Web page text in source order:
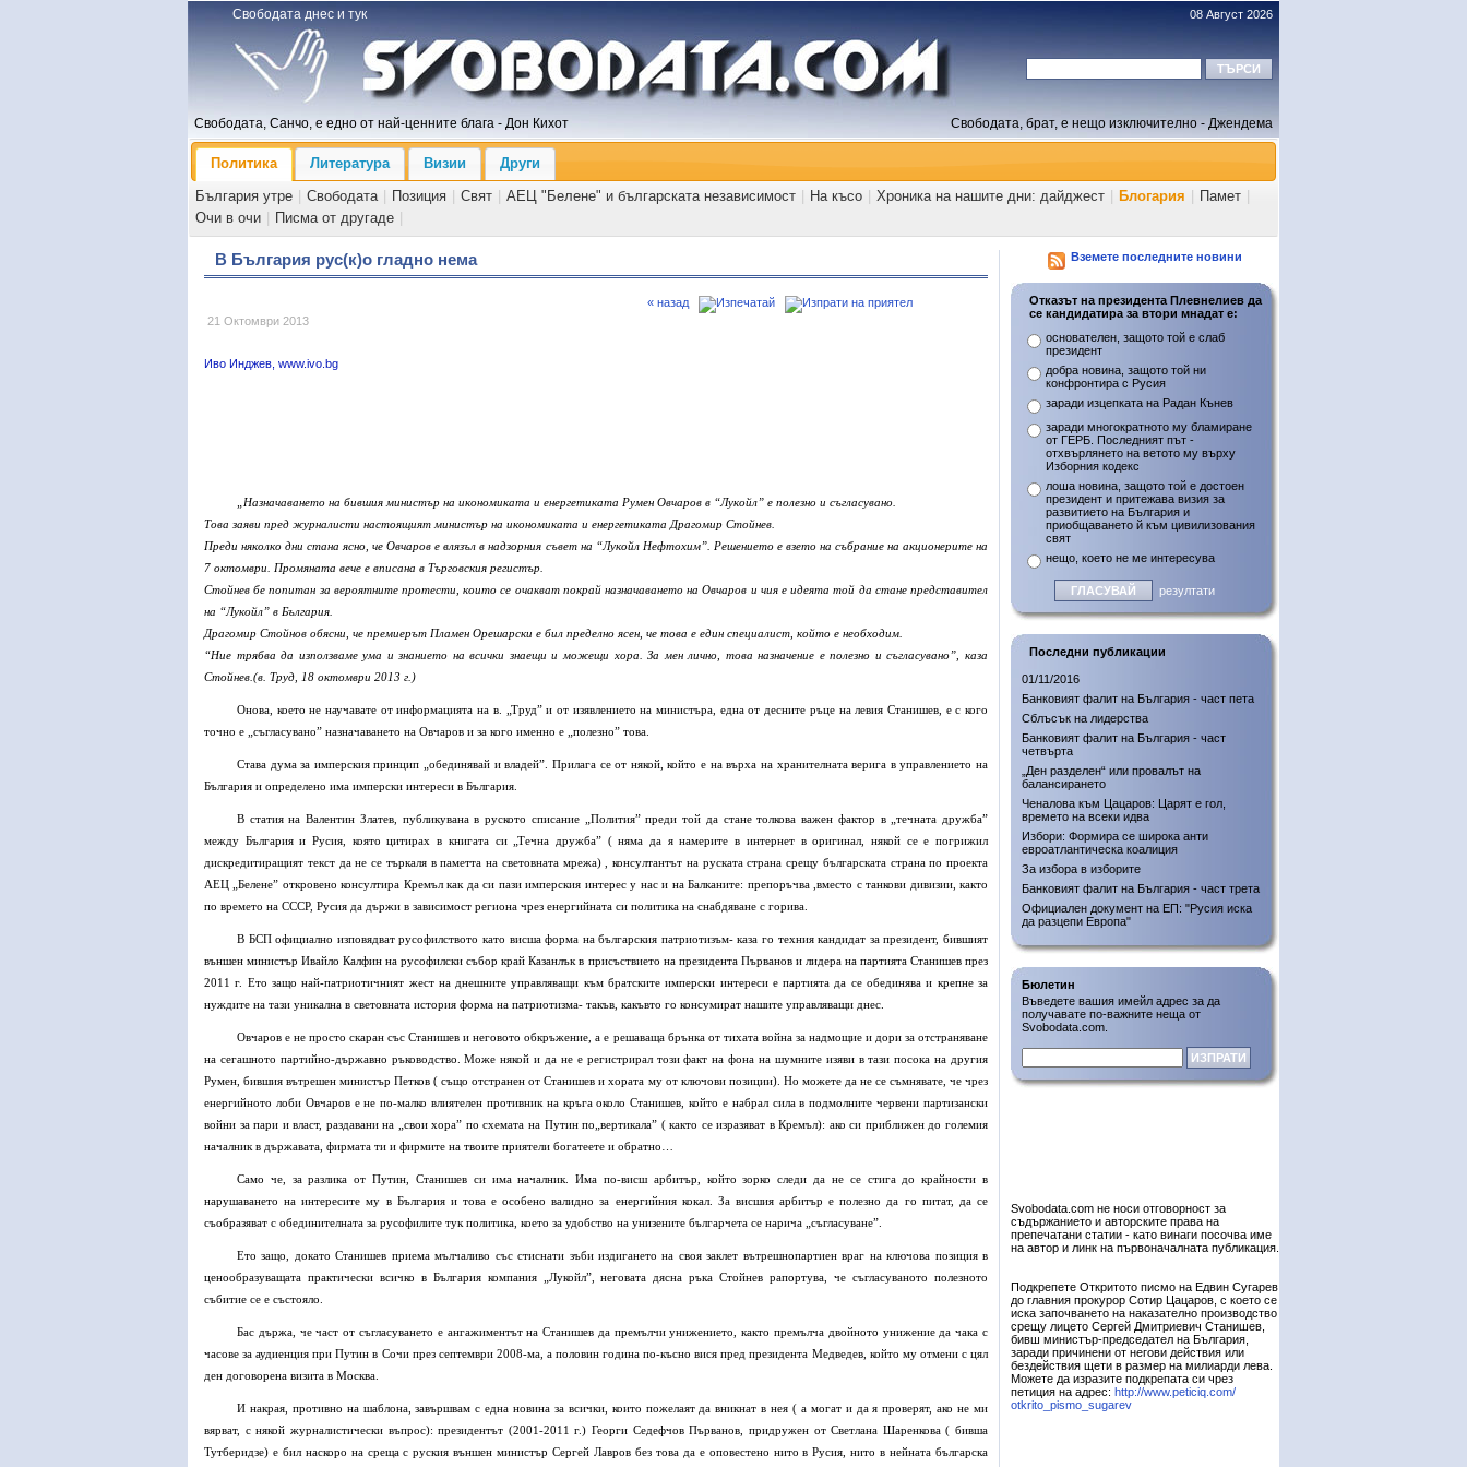
Свободата днес и тук 08 Август 2026
Свободата, Санчо, е едно от най-ценните блага - Дон Кихот Свободата, брат, е нещо изключително - Джендема
Политика Литература Визии
Други
България утре
Свободата Позиция Свят АЕЦ "Белене" и българската независимост На късо Хроника на нашите дни: дайджест Блогария Памет
Очи в очи
Писма от другаде
В България рус(к)о гладно нема
21 Октомври 2013
« назад
Иво Инджев, www.ivo.bg
„Назначаването на бившия министър на икономиката и енергетиката Румен Овчаров в “Лукойл” е полезно и съгласувано.
Това заяви пред журналисти настоящият министър на икономиката и енергетиката Драгомир Стойнев.
Преди няколко дни стана ясно, че Овчаров е влязъл в надзорния съвет на “Лукойл Нефтохим”. Решението е взето на събрание на акционерите на
7 октомври. Промяната вече е вписана в Търговския регистър.
Стойнев бе попитан за вероятните протести, които се очакват покрай назначаването на Овчаров и чия е идеята той да стане представител
на “Лукойл” в България.
Драгомир Стойнов обясни, че премиерът Пламен Орешарски е бил пределно ясен, че това е един специалист, който е необходим.
“Ние трябва да използваме ума и знанието на всички знаещи и можещи хора. За мен лично, това назначение е полезно и съгласувано”, каза
Стойнев.(в. Труд, 18 октомври 2013 г.)
Онова, което не научавате от информацията на в. „Труд” и от изявлението на министъра, една от десните ръце на левия Станишев, е с кого
точно е „съгласувано” назначаването на Овчаров и за кого именно е „полезно” това.
Става дума за имперския принцип „обединявай и владей”. Прилага се от някой, който е на върха на хранителната верига в управлението на
България и определено има имперски интереси в България.
В статия на Валентин Златев, публикувана в руското списание „Полития” преди той да стане толкова важен фактор в „течната дружба”
между България и Русия, която цитирах в книгата си „Течна дружба” ( няма да я намерите в интернет в оригинал, някой се е погрижил
дискредитиращият текст да не се търкаля в паметта на световната мрежа) , консултантът на руската страна срещу българската страна по проекта
АЕЦ „Белене” откровено консултира Кремъл как да си пази имперския интерес у нас и на Балканите: препоръчва ,вместо с танкови дивизии, както
по времето на СССР, Русия да държи в зависимост региона чрез енергийната си политика на снабдяване с горива.
В БСП официално изповядват русофилството като висша форма на българския патриотизъм- каза го техния кандидат за президент, бившият
външен министър Ивайло Калфин на русофилски събор край Казанлък в присъствието на президента Първанов и лидера на партията Станишев през
2011 г. Ето защо най-патриотичният жест на днешните управляващи към братските имперски интереси е партията да се обединява и крепне за
нуждите на тази уникална в световната история форма на патриотизма- такъв, какъвто го консумират нашите управляващи днес.
Овчаров е не просто скаран със Станишев и неговото обкръжение, а е решаваща брънка от тихата война за надмощие и дори за отстраняване
на сегашното партийно-държавно ръководство. Може някой и да не е регистрирал този факт на фона на шумните изяви в тази посока на другия
Румен, бившия вътрешен министър Петков ( също отстранен от Станишев и хората му от ключови позиции). Но можете да не се съмнявате, че чрез
енергийното лоби Овчаров е не по-малко влиятелен противник на кръга около Станишев, който е набрал сила в подмолните червени партизански
войни за пари и власт, раздавани на „свои хора” по схемата на Путин по„вертикала” ( както се изразяват в Кремъл): ако си приближен до големия
началник в държавата, фирмата ти и фирмите на твоите приятели богатеете и обратно…
Само че, за разлика от Путин, Станишев си има началник. Има по-висш арбитър, който зорко следи да не се стига до крайности в
нарушаването на интересите му в България и това е особено валидно за енергийния кокал. За висшия арбитър е полезно да го питат, да се
съобразяват с обединителната за русофилите тук политика, което за удобство на унизените българчета се нарича „съгласуване”.
Ето защо, докато Станишев приема мълчаливо със стиснати зъби издигането на своя заклет вътрешнопартиен враг на ключова позиция в
ценообразуващата практически всичко в България компания „Лукойл”, неговата дясна ръка Стойнев рапортува, че съгласуваното полезното
събитие се е състояло.
Бас държа, че част от съгласуването е ангажиментът на Станишев да премълчи унижението, както премълча двойното унижение да чака с
часове за аудиенция при Путин в Сочи през септември 2008-ма, а половин година по-късно вися пред президента Медведев, който му отмени с цял
ден договорена визита в Москва.
И накрая, противно на шаблона, завършвам с една новина за всички, които пожелаят да вникнат в нея ( а могат и да я проверят, ако не ми
вярват, с някой журналистически въпрос): президентът (2001-2011 г.) Георги Седефчов Първанов, придружен от Светлана Шаренкова ( бивша
Тутберидзе) е бил наскоро на среща с руския външен министър Сергей Лавров без това да е оповестено нито в Русия, нито в нейната българска
Вземете последните новини
Отказът на президента Плевнелиев да
се кандидатира за втори мнадат е:
основателен, защото той е слаб
президент
добра новина, защото той ни
конфронтира с Русия
заради изцепката на Радан Кънев
заради многократното му бламиране
от ГЕРБ. Последният път -
отхвърлянето на ветото му върху
Изборния кодекс
лоша новина, защото той е достоен
президент и притежава визия за
развитието на България и
приобщаването й към цивилизования
свят
нещо, което не ме интересува
резултати
Последни публикации
01/11/2016
Банковият фалит на България - част пета
Сблъсък на лидерства
Банковият фалит на България - част
четвърта
„Ден разделен“ или провалът на
балансирането
Ченалова към Цацаров: Царят е гол,
времето на всеки идва
Избори: Формира се широка анти
евроатлантическа коалиция
За избора в изборите
Банковият фалит на България - част трета
Официален документ на ЕП: "Русия иска
да разцепи Европа"
Бюлетин
Въведете вашия имейл адрес за да
получавате по-важните неща от
Svobodata.com.
Svobodata.com не носи отговорност за
съдържанието и авторските права на
препечатани статии - като винаги посочва име
на автор и линк на първоначалната публикация.
Подкрепете Откритото писмо на Едвин Сугарев
до главния прокурор Сотир Цацаров, с което се
иска започването на наказателно производство
срещу лицето Сергей Дмитриевич Станишев,
бивш министър-председател на България,
заради причинени от негови действия или
бездействия щети в размер на милиарди лева.
Можете да изразите подкрепата си чрез
петиция на адрес: http://www.peticiq.com/
otkrito_pismo_sugarev